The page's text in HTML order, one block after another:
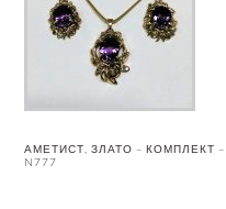
АМЕТИСТ, ЗЛАТО – КОМПЛЕКТ –
N777